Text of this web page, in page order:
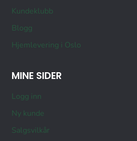
Kundeklubb
Blogg
Hjemlevering i Oslo
MINE SIDER
Logg inn
Ny kunde
Salgsvilkår